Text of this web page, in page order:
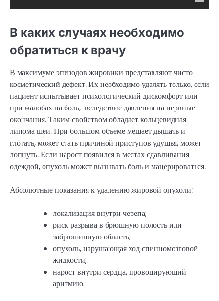
В каких случаях необходимо
обратиться к врачу
В максимуме эпизодов жировики представляют чисто
косметический дефект. Их необходимо удалять только, если
пациент испытывает психологический дискомфорт или
при жалобах на боль, вследствие давления на нервные
окончания. Таким свойством обладает кольцевидная
липома шеи. При большом объеме мешает дышать и
глотать, может стать причиной приступов удушья, может
лопнуть. Если нарост появился в местах сдавливания
одеждой, опухоль может вызывать боль и мацерироваться.
Абсолютные показания к удалению жировой опухоли:
локализация внутри черепа;
риск разрыва в брюшную полость или
забрюшинную область;
опухоль, нарушающая ход спинномозговой
жидкости;
нарост внутри сердца, провоцирующий
аритмию.